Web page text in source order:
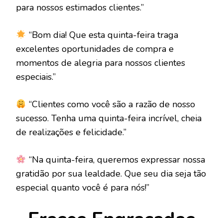
para nossos estimados clientes.”
“Bom dia! Que esta quinta-feira traga
excelentes oportunidades de compra e
momentos de alegria para nossos clientes
especiais.”
“Clientes como você são a razão de nosso
sucesso. Tenha uma quinta-feira incrível, cheia
de realizações e felicidade.”
“Na quinta-feira, queremos expressar nossa
gratidão por sua lealdade. Que seu dia seja tão
especial quanto você é para nós!”